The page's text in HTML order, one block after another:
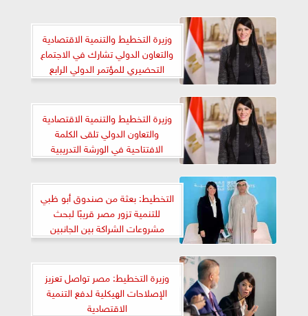
وزيرة التخطيط والتنمية الاقتصادية
والتعاون الدولي تشارك في الاجتماع
التحضيري للمؤتمر الدولي الرابع
لتمويل التنمية FfD4
‏‎وزيرة التخطيط والتنمية الاقتصادية
والتعاون الدولي تلقى الكلمة
الافتتاحية في الورشة التدريبية
لبرنامج التعاون الإقليمي لحوض
التخطيط: بعثة من صندوق أبو ظبي
للتنمية تزور مصر قريبًا لبحث
مشروعات الشراكة بين الجانبين
وزيرة التخطيط: مصر تواصل تعزيز
الإصلاحات الهيكلية لدفع التنمية
الاقتصادية